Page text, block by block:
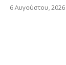
6 Αυγούστου, 2026